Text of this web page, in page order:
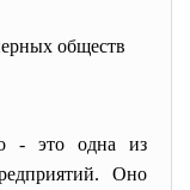
обществ
одна из
Оно